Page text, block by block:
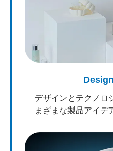
デザインとテクノロ
まざまな製品アイデ